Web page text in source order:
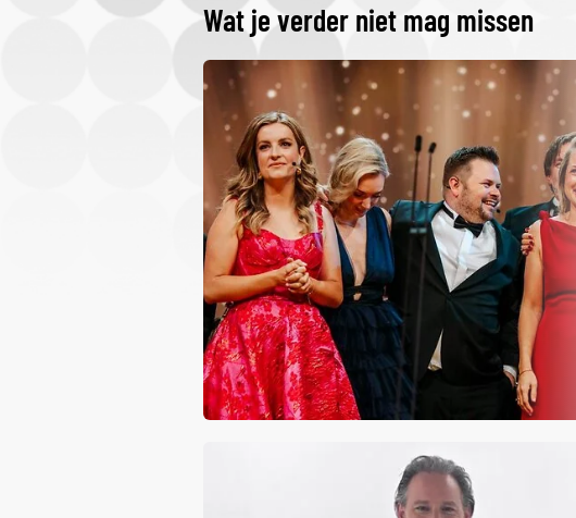
Wat je verder niet mag missen